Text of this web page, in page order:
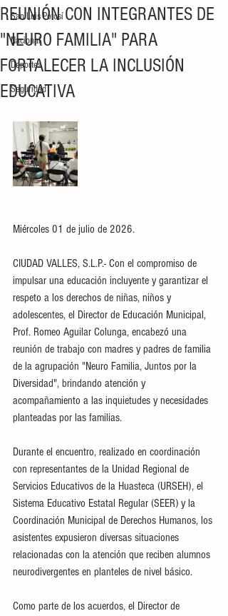
San Luis Potosí
Nacional
Deportes
Seguridad
REUNIÓN CON INTEGRANTES DE
"NEURO FAMILIA" PARA
FORTALECER LA INCLUSIÓN
EDUCATIVA
Miércoles 01 de julio de 2026.
CIUDAD VALLES, S.L.P.- Con el compromiso de
impulsar una educación incluyente y garantizar el
respeto a los derechos de niñas, niños y
adolescentes, el Director de Educación Municipal,
Prof. Romeo Aguilar Colunga, encabezó una
reunión de trabajo con madres y padres de familia
de la agrupación "Neuro Familia, Juntos por la
Diversidad", brindando atención y
acompañamiento a las inquietudes y necesidades
planteadas por las familias.
Durante el encuentro, realizado en coordinación
con representantes de la Unidad Regional de
Servicios Educativos de la Huasteca (URSEH), el
Sistema Educativo Estatal Regular (SEER) y la
Coordinación Municipal de Derechos Humanos, los
asistentes expusieron diversas situaciones
relacionadas con la atención que reciben alumnos
neurodivergentes en planteles de nivel básico.
Como parte de los acuerdos, el Director de